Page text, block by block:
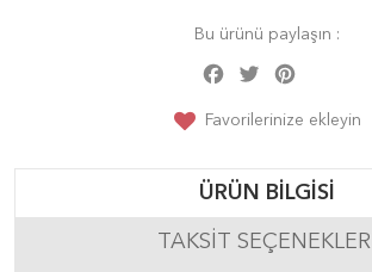
Bu ürünü paylaşın :
Facebook
Twitter
Favorilerinize ekleyin
ÜRÜN BILGISI
TAKSIT SEÇENEKLERI